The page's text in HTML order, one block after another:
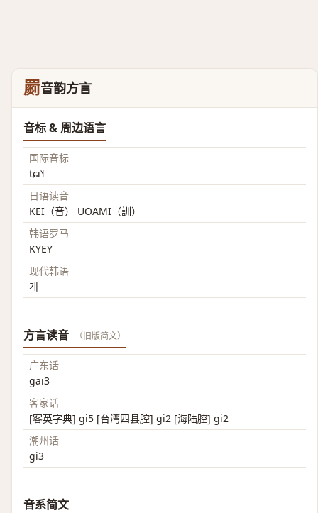
罽音韵方言
音标 & 周边语言
国际音标
tɕi˥˧
日语读音
KEI（音） UOAMI（訓）
韩语罗马
KYEY
现代韩语
계
方言读音 （旧版简文）
广东话
gai3
客家话
[客英字典] gi5 [台湾四县腔] gi2 [海陆腔] gi2
潮州话
gi3
音系简文